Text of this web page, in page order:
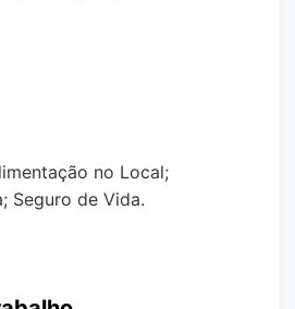
no Local;
Seguro de Vida.